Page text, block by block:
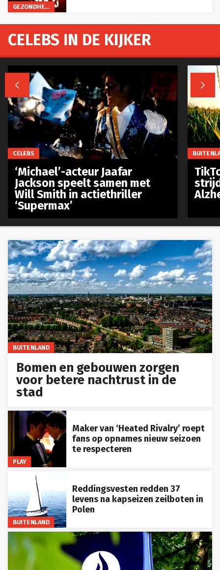
GEZONDHEID
BUITENLAND
Bomen en gebouwen zorgen
voor betere nachtrust in de
stad
PLAY
Maker van ‘Heated Rivalry’ roept
fans op opnames nieuw seizoen
te respecteren
BUITENLAND
Reddingsvesten redden 37
levens na kapseizen zeilboten in
Polen
CELEBS IN DE KIJKER
 
CELEBS
‘Michael’-acteur Jaafar
Jackson speelt samen met
Will Smith in actiethriller
‘Supermax’